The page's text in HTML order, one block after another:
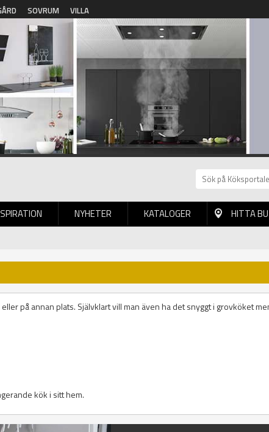
SOVRUM VILLA
NYHETER KATALOGER HITTA
på annan plats. Självklart vill man även ha det snyggt i grovköket
kök i sitt hem.